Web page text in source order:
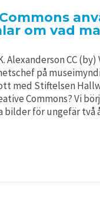
om vad
Alexanderson CC
på
med Stiftelsen
Commons? Vi
bilder för ungefär två